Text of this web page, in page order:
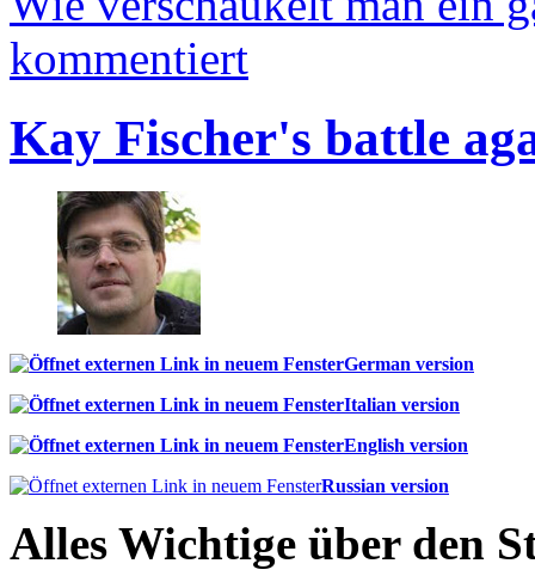
kommentiert
Kay Fischer's battle
German version
Italian version
English version
Russian version
Alles Wichtige über den